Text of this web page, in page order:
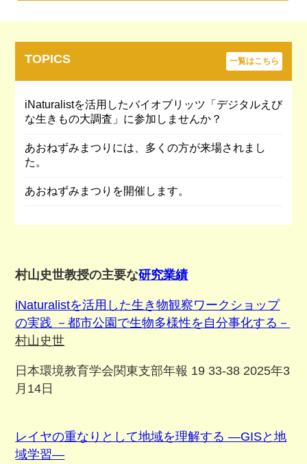
TOPICS 一覧はこちら
iNaturalistを活用したバイオブリッツ「デジタルえび
な生きもの大調査」に参加しませんか？
あおねずみまつりには、多くの方が来場されまし
た。
あおねずみまつりを開催します。
村山史世教授の主要な研究業績
iNaturalistを活用した生き物観察ワークショップ
の実践 －都市公園で生物多様性を自分事化する－
村山史世
日本環境教育学会関東支部年報 19 33-38 2025年3
月14日
レイヤの重なりとして地域を理解する ―GISと地
域学習―